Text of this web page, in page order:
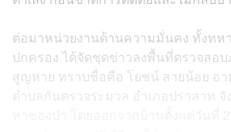
ต่อมาหน่วยงานด้านความมั่นคง ทั้งทห
ปกครอง ได้จัดชุดข่าวลงพื้นที่ตรวจสอบ
สูญหาย ทราบชื่อคือ โยชน์ สายน้อย อา
ตำบลกันตรวจระมวล อำเภอปราสาท จั